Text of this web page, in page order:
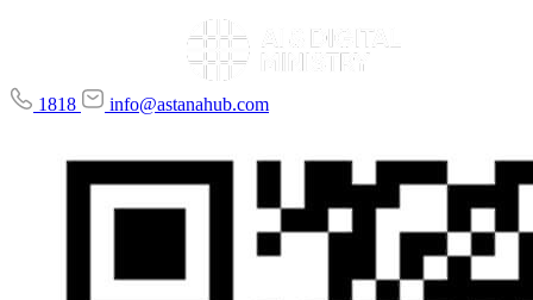
1818 info@astanahub.com